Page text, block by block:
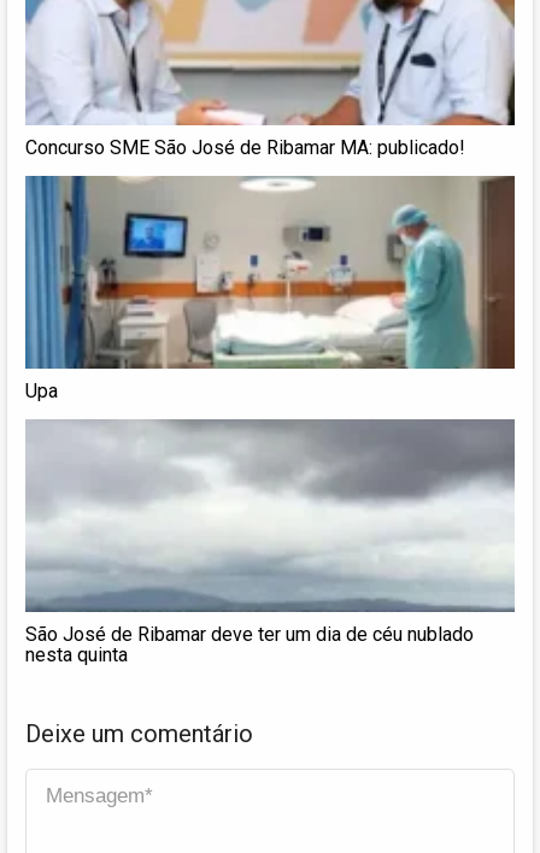
Concurso SME São José de Ribamar MA: publicado!
Upa
São José de Ribamar deve ter um dia de céu nublado
nesta quinta
Deixe um comentário